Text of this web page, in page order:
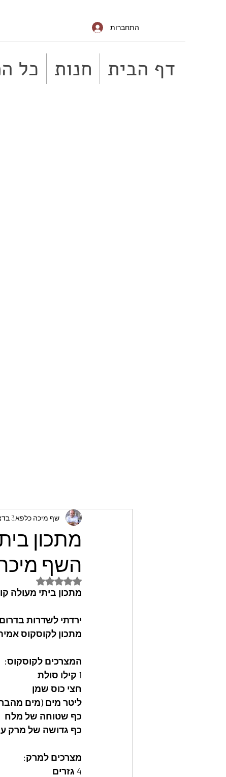
התחברות
דף הבית חנות כל
מתכון
השף
שף מיכה כלפא3 בדצמ׳ 2025
דירוג של NaN מתוך 5 כוכבים
מתכון ביתי
ירדתי לשדרות
מתכון לקוסקוס
המצרכים לקוסקוס:
1 קילו סולת
חצי כוס שמן
ליטר מים (מים
כף שטוחה של מלח
כף גדושה של מרק
מצרכים למרק:
4 גזרים